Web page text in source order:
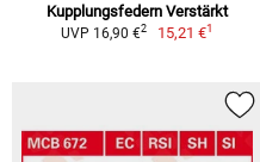
Kupplungsfedern Verstärkt
UVP 16,90 €2 15,21 €1